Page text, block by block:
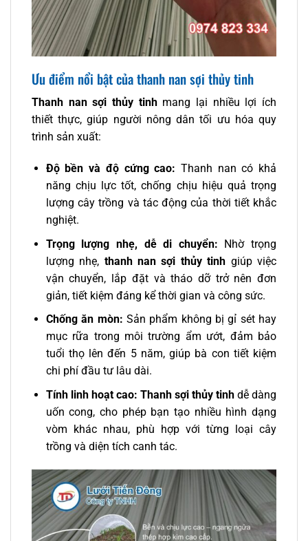
Ưu điểm nổi bật của thanh nan sợi thủy tinh
Thanh nan sợi thủy tinhmang lại nhiều lợi ích
thiết thực, giúp người nông dân tối ưu hóa quy
trình sản xuất:
Độ bền và độ cứng cao: Thanh nan có khả
năng chịu lực tốt, chống chịu hiệu quả trọng
lượng cây trồng và tác động của thời tiết khắc
nghiệt.
Trọng lượng nhẹ, dễ di chuyển: Nhờ trọng
lượng nhẹ, thanh nan sợi thủy tinh giúp việc
vận chuyển, lắp đặt và tháo dỡ trở nên đơn
giản, tiết kiệm đáng kể thời gian và công sức.
Chống ăn mòn: Sản phẩm không bị gỉ sét hay
mục rữa trong môi trường ẩm ướt, đảm bảo
tuổi thọ lên đến 5 năm, giúp bà con tiết kiệm
chi phí đầu tư lâu dài.
Tính linh hoạt cao: Thanh sợi thủy tinhdễ dàng
uốn cong, cho phép bạn tạo nhiều hình dạng
vòm khác nhau, phù hợp với từng loại cây
trồng và diện tích canh tác.